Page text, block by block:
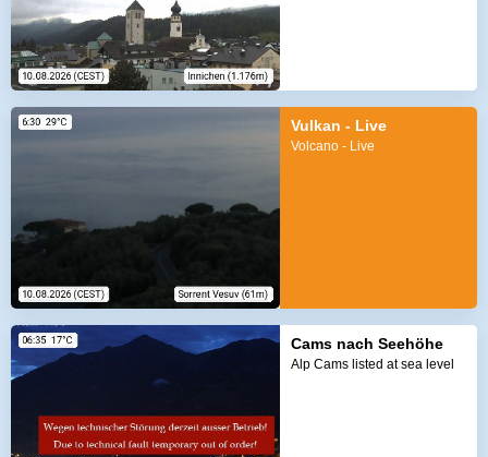
Vulkan - Live
Volcano - Live
Cams nach Seehöhe
Alp Cams listed at sea level